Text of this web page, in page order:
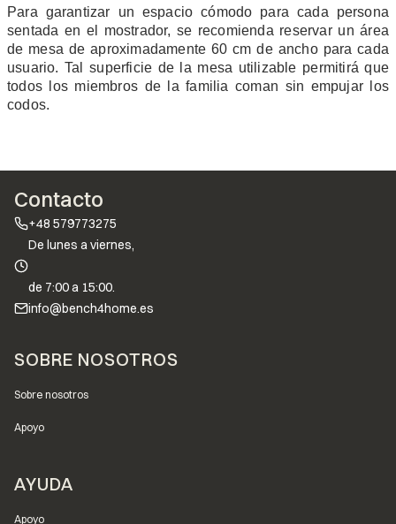
Para garantizar un espacio cómodo para cada persona
sentada en el mostrador, se recomienda reservar un área
de mesa de aproximadamente 60 cm de ancho para cada
usuario. Tal superficie de la mesa utilizable permitirá que
todos los miembros de la familia coman sin empujar los
codos.
Contacto
+48 579773275
De lunes a viernes,
de 7:00 a 15:00.
info@bench4home.es
Menú de pie de página
SOBRE NOSOTROS
Sobre nosotros
Apoyo
AYUDA
Apoyo